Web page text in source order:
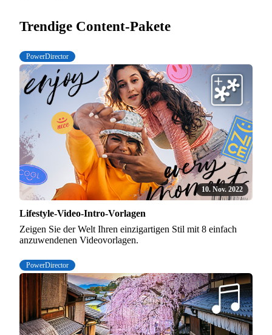
Trendige Content-Pakete
PowerDirector
10. Nov. 2022
Lifestyle-Video-Intro-Vorlagen
Zeigen Sie der Welt Ihren einzigartigen Stil mit 8 einfach
anzuwendenen Videovorlagen.
PowerDirector